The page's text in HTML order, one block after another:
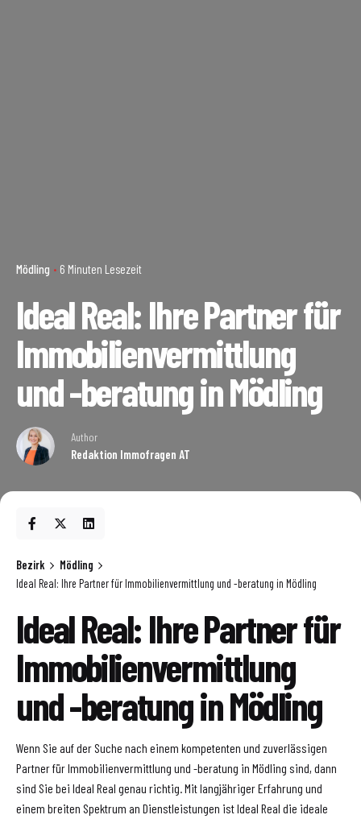
Mödling 6 Minuten Lesezeit
Ideal Real: Ihre Partner für
Immobilienvermittlung
und -beratung in Mödling
Author
Redaktion Immofragen AT
Bezirk
Mödling
Ideal Real: Ihre Partner für Immobilienvermittlung und -beratung in Mödling
Ideal Real: Ihre Partner für
Immobilienvermittlung
und -beratung in Mödling
Wenn Sie auf der Suche nach einem kompetenten und zuverlässigen
Partner für Immobilienvermittlung und -beratung in Mödling sind, dann
sind Sie bei Ideal Real genau richtig. Mit langjähriger Erfahrung und
einem breiten Spektrum an Dienstleistungen ist Ideal Real die ideale